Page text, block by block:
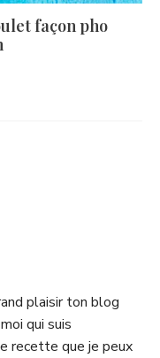
façon pho
plaisir ton blog
qui suis
recette que je peux